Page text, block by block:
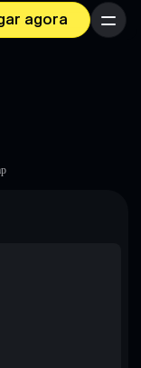
agora Menu